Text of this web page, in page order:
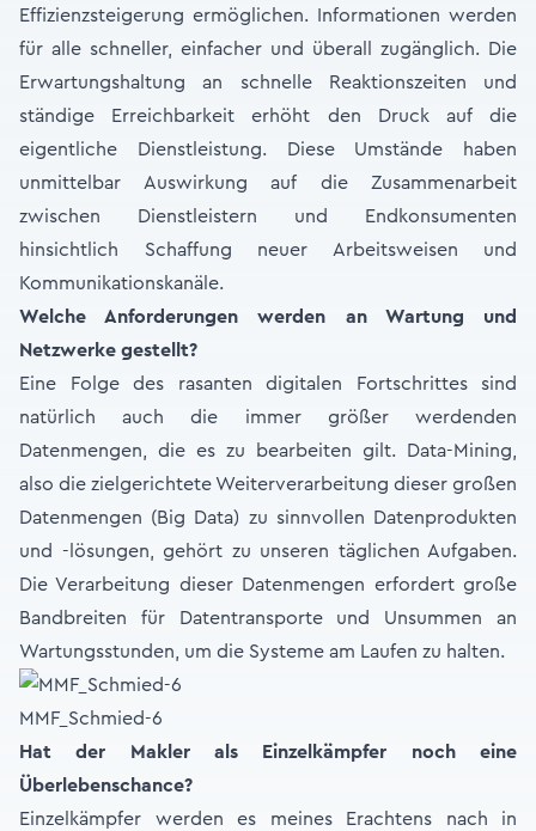
Effizienzsteigerung ermöglichen. Informationen werden
für alle schneller, einfacher und überall zugänglich. Die
Erwartungshaltung an schnelle Reaktionszeiten und
ständige Erreichbarkeit erhöht den Druck auf die
eigentliche Dienstleistung. Diese Umstände haben
unmittelbar Auswirkung auf die Zusammenarbeit
zwischen Dienstleistern und Endkonsumenten
hinsichtlich Schaffung neuer Arbeitsweisen und
Kommunikationskanäle.
Welche Anforderungen werden an Wartung und
Netzwerke gestellt?
Eine Folge des rasanten digitalen Fortschrittes sind
natürlich auch die immer größer werdenden
Datenmengen, die es zu bearbeiten gilt. Data-Mining,
also die zielgerichtete Weiterverarbeitung dieser großen
Datenmengen (Big Data) zu sinnvollen Datenprodukten
und -lösungen, gehört zu unseren täglichen Aufgaben.
Die Verarbeitung dieser Datenmengen erfordert große
Bandbreiten für Datentransporte und Unsummen an
Wartungsstunden, um die Systeme am Laufen zu halten.
MMF_Schmied-6
Hat der Makler als Einzelkämpfer noch eine
Überlebenschance?
Einzelkämpfer werden es meines Erachtens nach in